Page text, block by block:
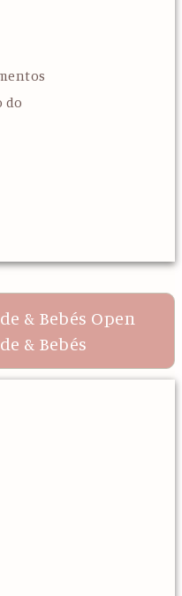
do
& Bebés Open
& Bebés